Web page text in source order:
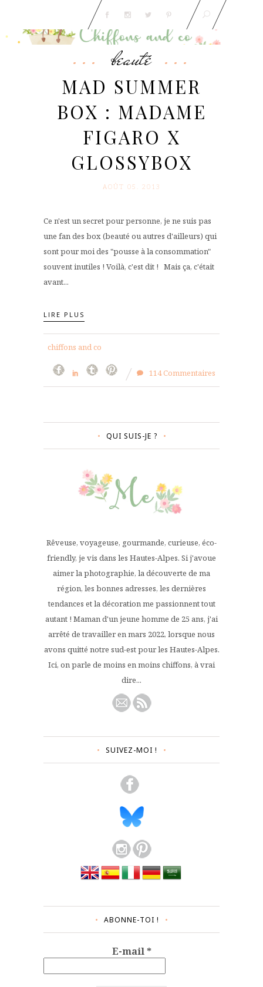
beauté
MAD SUMMER
BOX : MADAME
FIGARO X
GLOSSYBOX
AOÛT 05. 2013
Ce n'est un secret pour personne, je ne suis pas
une fan des box (beauté ou autres d'ailleurs) qui
sont pour moi des "pousse à la consommation"
souvent inutiles ! Voilà, c'est dit ! Mais ça, c'était
avant...
LIRE PLUS
chiffons and co
114 Commentaires
QUI SUIS-JE ?
Rêveuse, voyageuse, gourmande, curieuse, éco-
friendly, je vis dans les Hautes-Alpes. Si j'avoue
aimer la photographie, la découverte de ma
région, les bonnes adresses, les dernières
tendances et la décoration me passionnent tout
autant ! Maman d'un jeune homme de 25 ans, j'ai
arrêté de travailler en mars 2022, lorsque nous
avons quitté notre sud-est pour les Hautes-Alpes.
Ici, on parle de moins en moins chiffons, à vrai
dire...
SUIVEZ-MOI !
ABONNE-TOI !
E-mail*